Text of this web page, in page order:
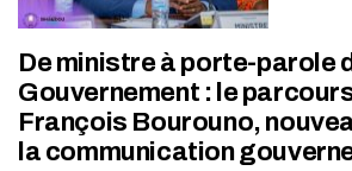
De ministre à porte-parole
Gouvernement : le
François Bourouno,
la communication